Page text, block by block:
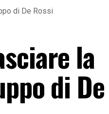
di De Rossi
la
di De